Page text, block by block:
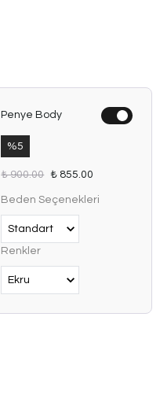
Penye Body
%5
₺ 900.00 ₺ 855.00
Beden Seçenekleri
Renkler